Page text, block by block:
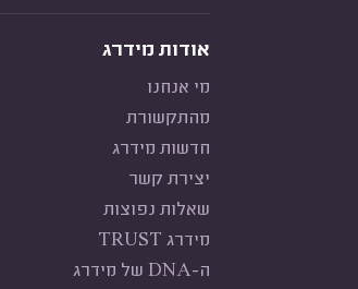
אודות מידרג
מי אנחנו
מהתקשורת
חדשות מידרג
יצירת קשר
שאלות נפוצות
מידרג TRUST
ה-DNA של מידרג